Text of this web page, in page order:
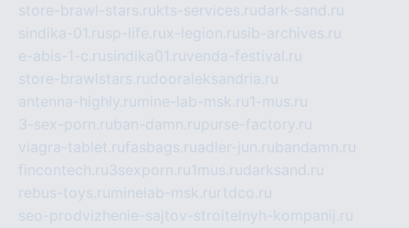
store-brawl-stars.rukts-services.rudark-sand.ru
sindika-01.rusp-life.rux-legion.rusib-archives.ru
e-abis-1-c.rusindika01.ruvenda-festival.ru
store-brawlstars.rudooraleksandria.ru
antenna-highly.ru mine-lab-msk.ru1-mus.ru
3-sex-porn.ruban-damn.rupurse-factory.ru
viagra-tablet.rufasbags.ruadler-jun.rubandamn.ru
fincontech.ru3sexporn.ru1mus.rudarksand.ru
rebus-toys.ru minelab-msk.ru rtdco.ru
seo-prodvizhenie-sajtov-stroitelnyh-kompanij.ru